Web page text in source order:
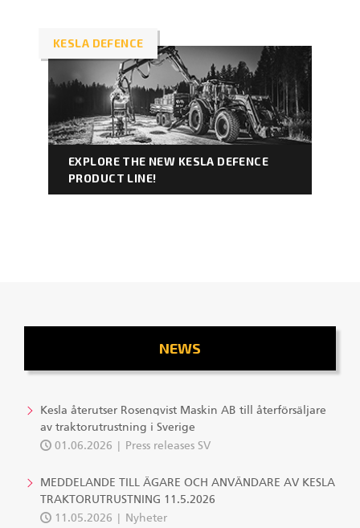
NEWS
Kesla återutser Rosenqvist Maskin AB till återförsäljare
av traktorutrustning i Sverige
01.06.2026
Press releases SV
MEDDELANDE TILL ÄGARE OCH ANVÄNDARE AV KESLA
TRAKTORUTRUSTNING 11.5.2026
11.05.2026
Nyheter
KESLA DEFENCE
EXPLORE THE NEW KESLA DEFENCE
PRODUCT LINE!